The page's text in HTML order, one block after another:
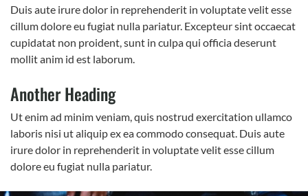
Duis aute irure dolor in reprehenderit in voluptate velit esse
cillum dolore eu fugiat nulla pariatur. Excepteur sint occaecat
cupidatat non proident, sunt in culpa qui officia deserunt
mollit anim id est laborum.
Another Heading
Ut enim ad minim veniam, quis nostrud exercitation ullamco
laboris nisi ut aliquip ex ea commodo consequat. Duis aute
irure dolor in reprehenderit in voluptate velit esse cillum
dolore eu fugiat nulla pariatur.